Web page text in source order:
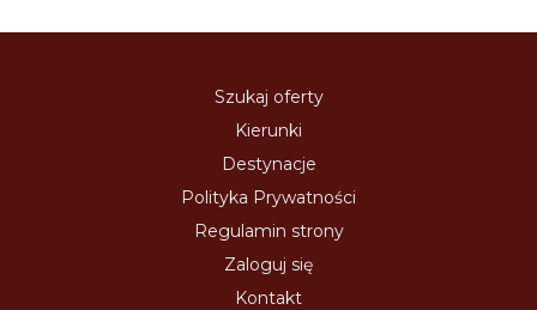
Szukaj oferty
Kierunki
Destynacje
Polityka Prywatności
Regulamin strony
Zaloguj się
Kontakt